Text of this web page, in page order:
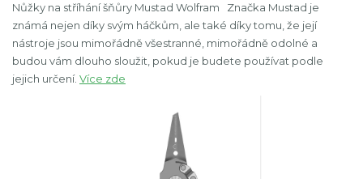
Nůžky na stříhání šňůry Mustad Wolfram Značka Mustad je
známá nejen díky svým háčkům, ale také díky tomu, že její
nástroje jsou mimořádně všestranné, mimořádně odolné a
budou vám dlouho sloužit, pokud je budete používat podle
jejich určení. Více zde